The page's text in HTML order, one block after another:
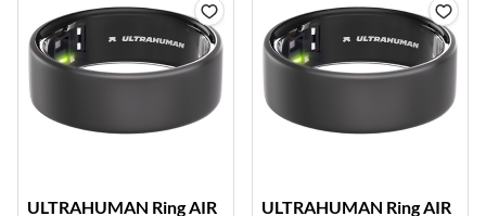
ULTRAHUMAN Ring AIR
ULTRAHUMAN Ring AIR